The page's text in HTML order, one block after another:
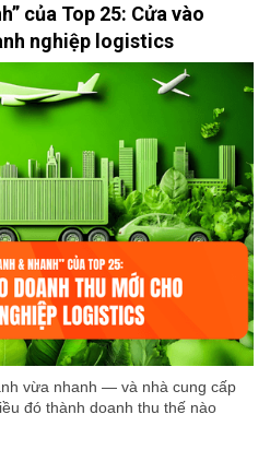
của Top 25: Cửa vào
nghiệp logistics
vừa nhanh — và nhà cung cấp
đó thành doanh thu thế nào